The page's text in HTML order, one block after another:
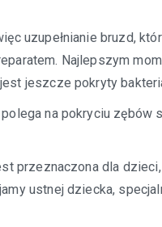
uzupełnianie bruzd,
Najlepszym
jeszcze pokryty
na pokryciu zębów
przeznaczona dla
ustnej dziecka,